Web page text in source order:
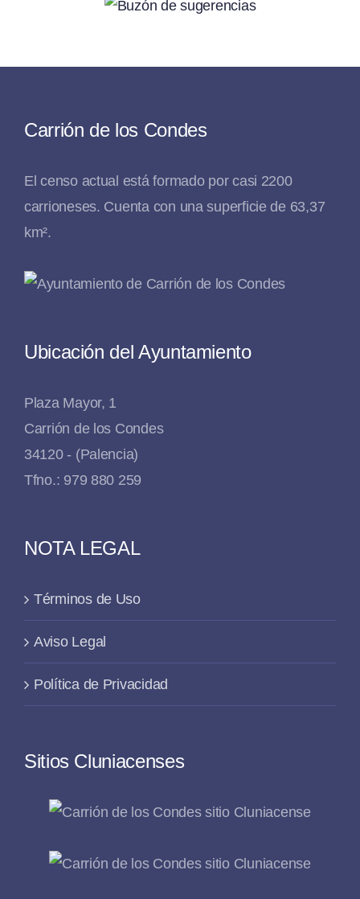
Carrión de los Condes
El censo actual está formado por casi 2200
carrioneses. Cuenta con una superficie de 63,37
km².
Ubicación del Ayuntamiento
Plaza Mayor, 1
Carrión de los Condes
34120 - (Palencia)
Tfno.: 979 880 259
NOTA LEGAL
Términos de Uso
Aviso Legal
Política de Privacidad
Sitios Cluniacenses